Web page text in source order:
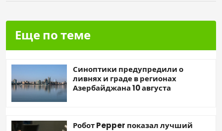
Еще по теме
Синоптики предупредили о
ливнях и граде в регионах
Азербайджана 10 августа
Робот Pepper показал лучший